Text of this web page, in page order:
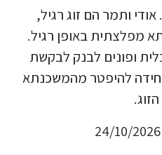
ותמר הם זוג רגיל,
מפלצתית באופן רגיל.
ופונים לבנק לבקשת
להיפטר מהמשכנתא